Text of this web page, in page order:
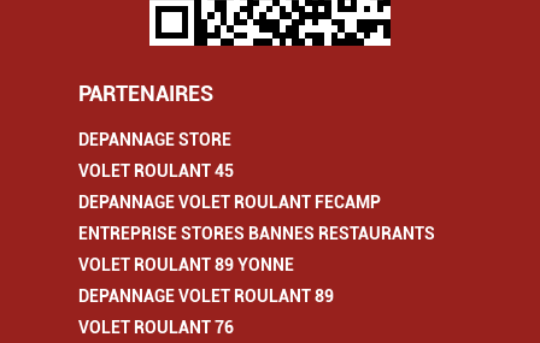
PARTENAIRES
DEPANNAGE STORE
VOLET ROULANT 45
DEPANNAGE VOLET ROULANT FECAMP
ENTREPRISE STORES BANNES RESTAURANTS
VOLET ROULANT 89 YONNE
DEPANNAGE VOLET ROULANT 89
VOLET ROULANT 76